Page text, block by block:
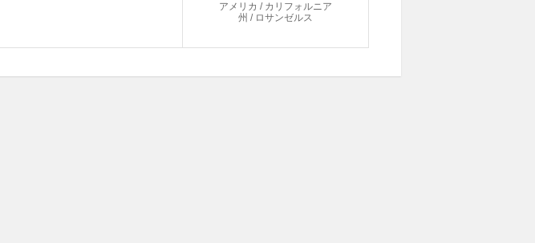
アメリカ / カリフォルニア
州 / ロサンゼルス